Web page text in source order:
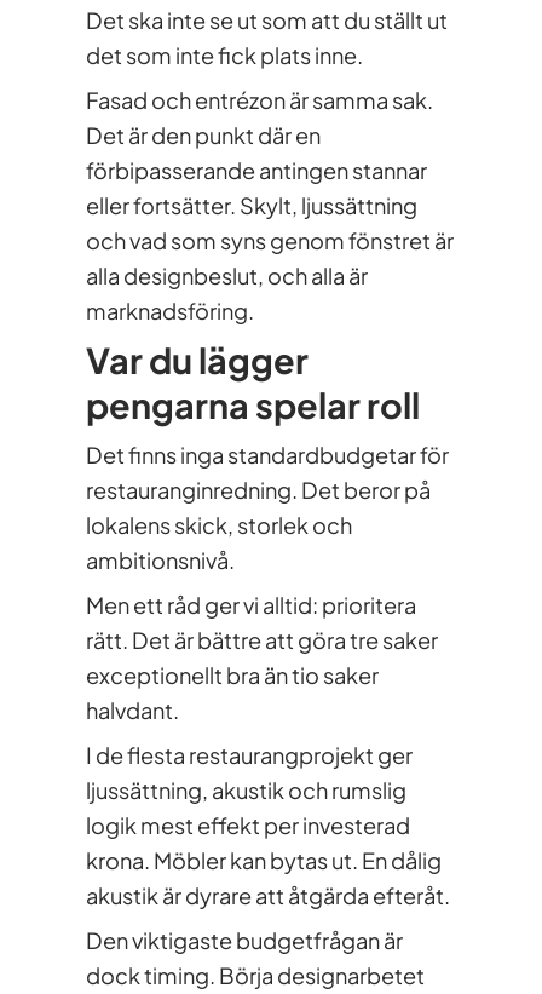
Det ska inte se ut som att du ställt ut
det som inte fick plats inne.
Fasad och entrézon är samma sak.
Det är den punkt där en
förbipasserande antingen stannar
eller fortsätter. Skylt, ljussättning
och vad som syns genom fönstret är
alla designbeslut, och alla är
marknadsföring.
Var du lägger
pengarna spelar roll
Det finns inga standardbudgetar för
restauranginredning. Det beror på
lokalens skick, storlek och
ambitionsnivå.
Men ett råd ger vi alltid: prioritera
rätt. Det är bättre att göra tre saker
exceptionellt bra än tio saker
halvdant.
I de flesta restaurangprojekt ger
ljussättning, akustik och rumslig
logik mest effekt per investerad
krona. Möbler kan bytas ut. En dålig
akustik är dyrare att åtgärda efteråt.
Den viktigaste budgetfrågan är
dock timing. Börja designarbetet